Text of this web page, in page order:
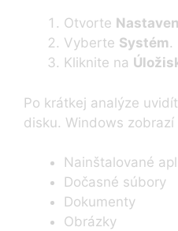
Otvorte
Vyberte Systém .
Kliknite na
Po krátkej analýze
disku. Windows zobrazí
Nainštalované
Dočasné súbory
Dokumenty
Obrázky